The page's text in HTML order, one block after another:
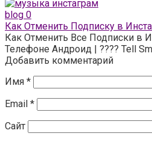
blog 0
Как Отменить Подписку в
Как Отменить Все Подписки в
Телефоне Андроид | ???? Tell
Добавить комментарий
Имя *
Email *
Сайт